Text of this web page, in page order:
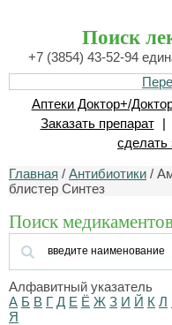
Поиск
+7 (3854) 43-52-94
Аптеки Доктор+/
Заказать препарат
|
сделать
Главная / Антибиотики /
блистер Синтез
Поиск
Алфавитный указатель
А Б В Г Д Е Ё Ж З И Й К Л
Я